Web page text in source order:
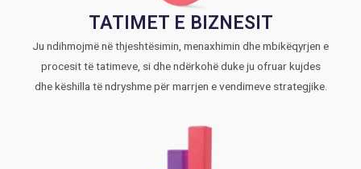
TATIMET E BIZNESIT
Ju ndihmojmë në thjeshtësimin, menaxhimin dhe mbikëqyrjen e
procesit të tatimeve, si dhe ndërkohë duke ju ofruar kujdes
dhe këshilla të ndryshme për marrjen e vendimeve strategjike.